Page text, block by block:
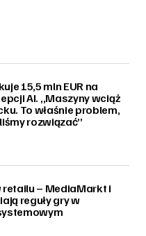
15,5 mln EUR na
AI. „Maszyny wciąż
To właśnie problem,
rozwiązać”
– MediaMarkt i
reguły gry w